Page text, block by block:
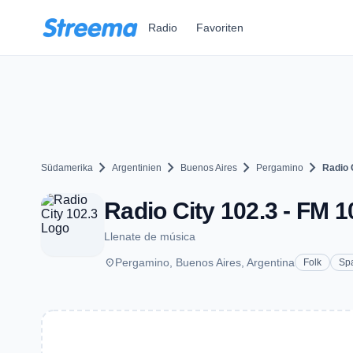
Radio Favoriten
Südamerika chevron_right Argentinien chevron_right Buenos Aires chevron_right Pergamino chevron_right Radio
Radio City 102.3 - FM
Llenate de música
placePergamino, Buenos Aires, Argentina Folk